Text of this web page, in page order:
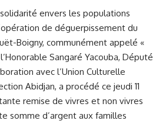
envers les populations
de déguerpissement du
Boigny, communément appelé «
Sangaré Yacouba, Député
avec l’Union Culturelle
Abidjan, a procédé ce jeudi 11
remise de vivres et non vivres
somme d’argent aux familles